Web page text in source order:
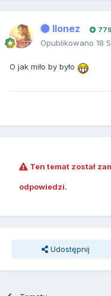
Ilonez 779
Opublikowano 18
O jak miło by było
Ten temat został
odpowiedzi.
Udostępnij